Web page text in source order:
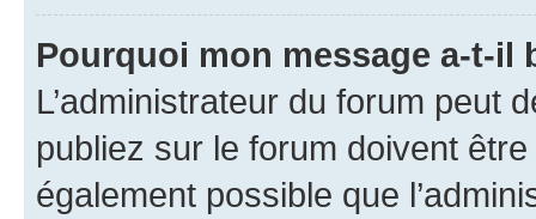
Pourquoi mon message a-t-il
L’administrateur du forum peut
publiez sur le forum doivent
également possible que